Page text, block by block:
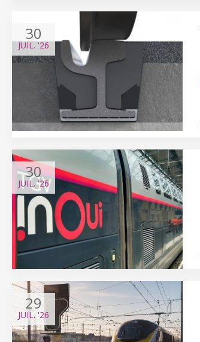
30
JUIL.'26
30
JUIL.'26
29
JUIL. '26